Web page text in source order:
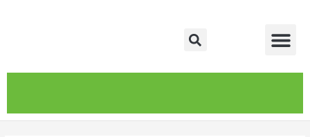
Search